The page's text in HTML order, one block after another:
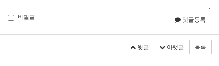
비밀글 댓글등록
윗글 아랫글 목록